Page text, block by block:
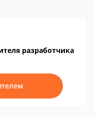
разработчика